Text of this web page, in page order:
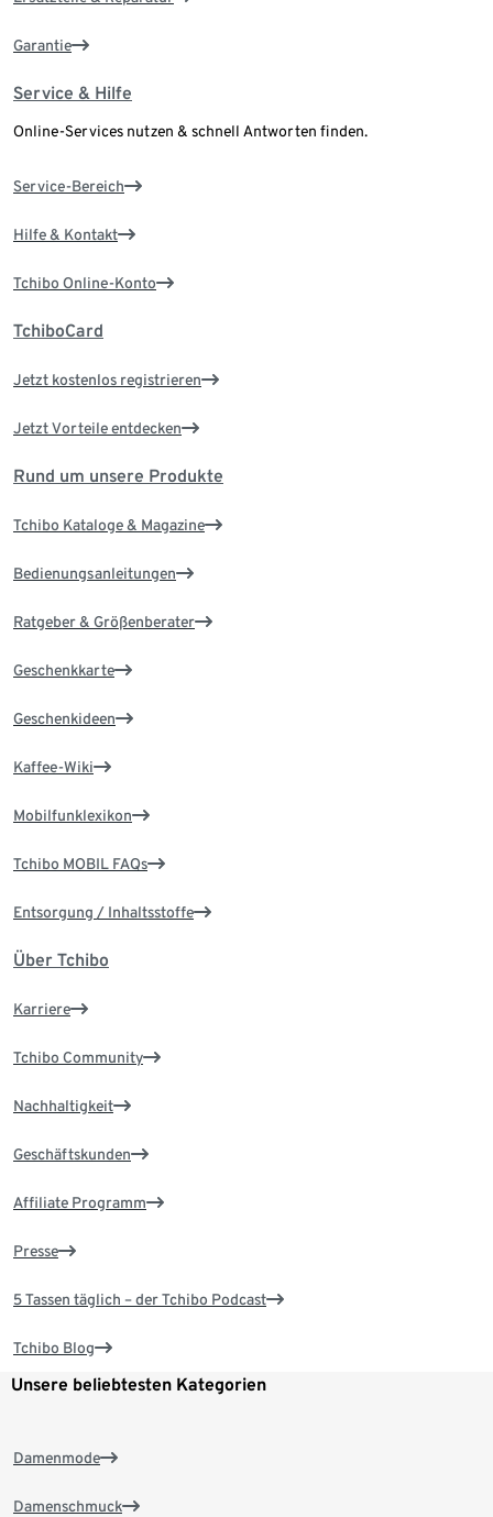
Garantie
Service & Hilfe
Online-Services nutzen & schnell Antworten finden.
Service-Bereich
Hilfe & Kontakt
Tchibo Online-Konto
TchiboCard
Jetzt kostenlos registrieren
Jetzt Vorteile entdecken
Rund um unsere Produkte
Tchibo Kataloge & Magazine
Bedienungsanleitungen
Ratgeber & Größenberater
Geschenkkarte
Geschenkideen
Kaffee-Wiki
Mobilfunklexikon
Tchibo MOBIL FAQs
Entsorgung / Inhaltsstoffe
Über Tchibo
Karriere
Tchibo Community
Nachhaltigkeit
Geschäftskunden
Affiliate Programm
Presse
5 Tassen täglich – der Tchibo Podcast
Tchibo Blog
Unsere beliebtesten Kategorien
Damenmode
Damenschmuck